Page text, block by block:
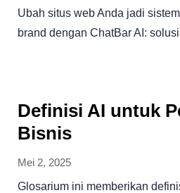
Ubah situs web Anda jadi
brand dengan ChatBar AI:
Definisi AI untuk
Bisnis
Mei 2, 2025
Glosarium ini memberikan